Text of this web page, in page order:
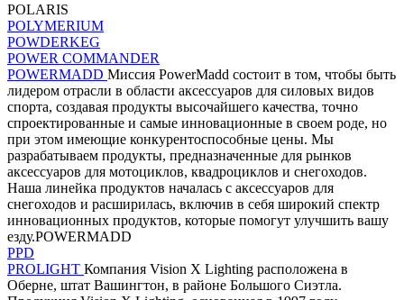
POLARIS
POLYMERIUM
POWDERKEG
POWER COMMANDER
POWERMADD Миссия PowerMadd состоит в том, чтобы быть
лидером отрасли в области аксессуаров для силовых видов
спорта, создавая продукты высочайшего качества, точно
спроектированные и самые инновационные в своем роде, но
при этом имеющие конкурентоспособные цены. Мы
разрабатываем продукты, предназначенные для рынков
аксессуаров для мотоциклов, квадроциклов и снегоходов.
Наша линейка продуктов началась с аксессуаров для
снегоходов и расширилась, включив в себя широкий спектр
инновационных продуктов, которые помогут улучшить вашу
езду.POWERMADD
PPD
PROLIGHT Компания Vision X Lighting расположена в
Оберне, штат Вашингтон, в районе Большого Сиэтла.